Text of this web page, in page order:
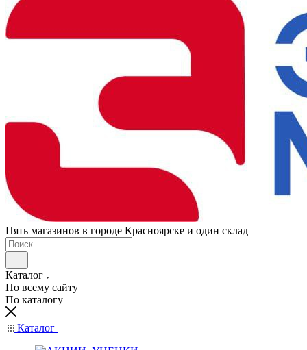
Пять магазинов в городе Красноярске и один склад
Каталог
По всему сайту
По каталогу
Каталог